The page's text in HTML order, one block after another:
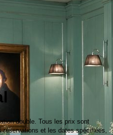
double. Tous les prix sont
réservations et les dates spécifiées,